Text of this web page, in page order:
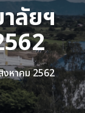
ลัยฯ
งหาคม 2562